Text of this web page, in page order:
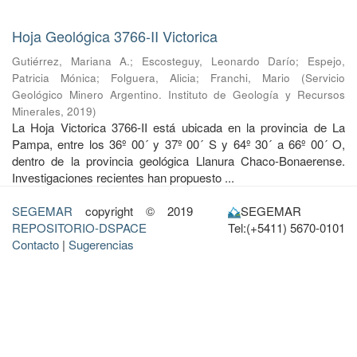
Hoja Geológica 3766-II Victorica
Gutiérrez, Mariana A.; Escosteguy, Leonardo Darío; Espejo,
Patricia Mónica; Folguera, Alicia; Franchi, Mario (Servicio
Geológico Minero Argentino. Instituto de Geología y Recursos
Minerales, 2019)
La Hoja Victorica 3766-II está ubicada en la provincia de La
Pampa, entre los 36º 00´ y 37º 00´ S y 64º 30´ a 66º 00´ O,
dentro de la provincia geológica Llanura Chaco-Bonaerense.
Investigaciones recientes han propuesto ...
SEGEMAR copyright © 2019
REPOSITORIO-DSPACE
Contacto | Sugerencias
SEGEMAR
Tel:(+5411) 5670-0101